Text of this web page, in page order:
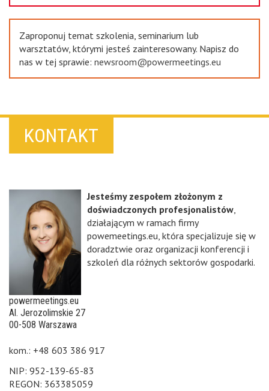
Zaproponuj temat szkolenia, seminarium lub
warsztatów, którymi jesteś zainteresowany. Napisz do
nas w tej sprawie: newsroom@powermeetings.eu
KONTAKT
Jesteśmy zespołem złożonym z
doświadczonych profesjonalistów
działającym w ramach firmy
powemeetings.eu, która specjalizuje się w
doradztwie oraz organizacji konferencji i
szkoleń dla różnych sektorów gospodarki.
powermeetings.eu
Al. Jerozolimskie 27
00-508 Warszawa
kom.: +48 603 386 917
NIP: 952-139-65-83
REGON: 363385059